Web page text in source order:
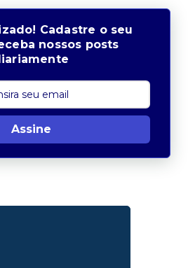
Cadastre o seu
nossos posts
Assine